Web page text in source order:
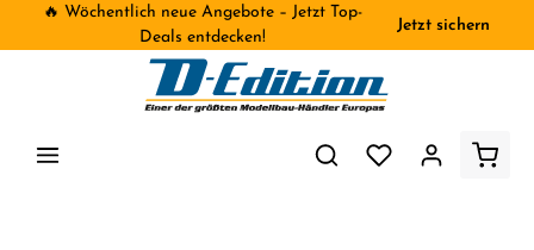
🔥 Wöchentlich neue Angebote – Jetzt Top-
Deals entdecken!
Jetzt sichern